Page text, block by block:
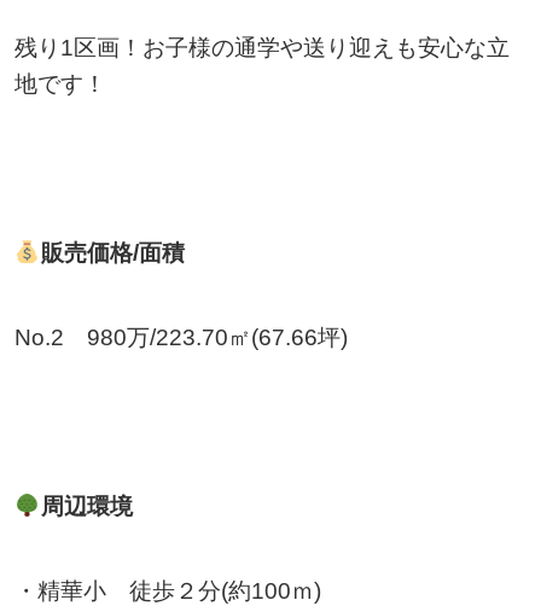
残り1区画！お子様の通学や送り迎えも安心な立
地です！
販売価格/面積
No.2 980万/223.70㎡(67.66坪)
周辺環境
・精華小 徒歩２分(約100ｍ)